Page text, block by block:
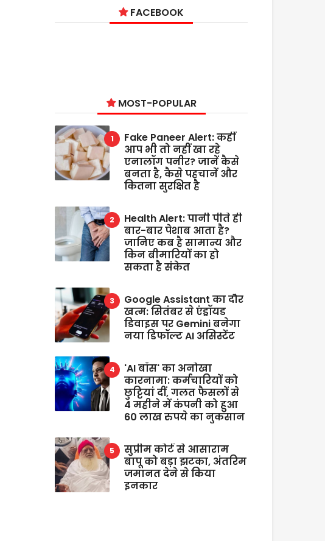
FACEBOOK
MOST-POPULAR
Fake Paneer Alert: कहीं
आप भी तो नहीं खा रहे
एनालॉग पनीर? जानें कैसे
बनता है, कैसे पहचानें और
कितना सुरक्षित है
Health Alert: पानी पीते ही
बार-बार पेशाब आता है?
जानिए कब है सामान्य और
किन बीमारियों का हो
सकता है संकेत
Google Assistant का दौर
खत्म: सितंबर से एंड्रॉयड
डिवाइस पर Gemini बनेगा
नया डिफॉल्ट AI असिस्टेंट
'AI बॉस' का अनोखा
कारनामा: कर्मचारियों को
छुट्टियां दीं, गलत फैसलों से
4 महीने में कंपनी को हुआ
60 लाख रुपये का नुकसान
सुप्रीम कोर्ट से आसाराम
बापू को बड़ा झटका, अंतरिम
जमानत देने से किया
इनकार